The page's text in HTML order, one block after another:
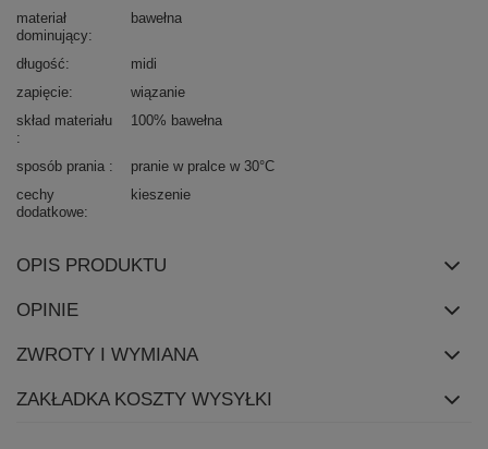
materiał
dominujący
bawełna
długość
midi
zapięcie
wiązanie
skład materiału
100% bawełna
sposób prania
pranie w pralce w 30°C
cechy
dodatkowe
kieszenie
OPIS PRODUKTU
OPINIE
ZWROTY I WYMIANA
ZAKŁADKA KOSZTY WYSYŁKI